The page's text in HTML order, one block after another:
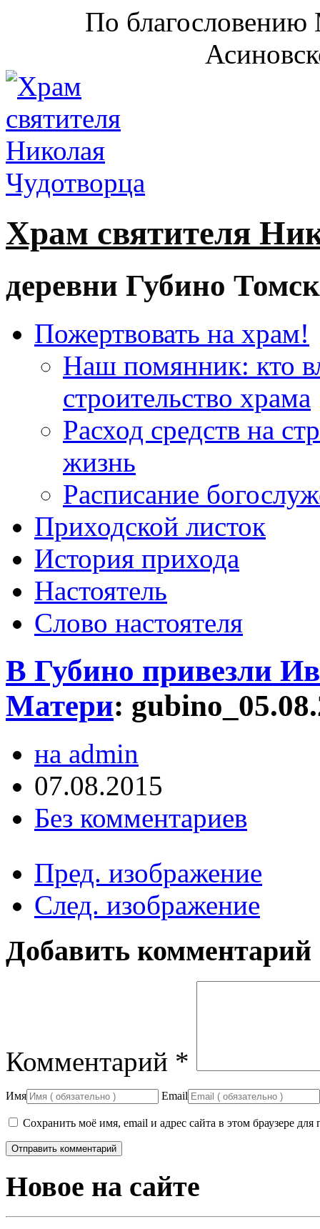
По благословению
Храм святителя
деревни Губино
Пожертвовать на храм!
Наш помянник: кто
строительство храма
Расход средств на
жизнь
Расписание
Приходской листок
История прихода
Настоятель
Слово настоятеля
В Губино привезли
Матери:
на admin
07.08.2015
Без комментариев
Пред. изображение
След. изображение
Добавить комментарий
Комментарий *
Имя Email
Сохранить моё имя, email и адрес сайта в этом браузере
Новое на сайте